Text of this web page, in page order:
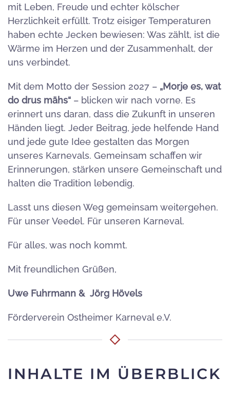
mit Leben, Freude und echter kölscher
Herzlichkeit erfüllt. Trotz eisiger Temperaturen
haben echte Jecken bewiesen: Was zählt, ist die
Wärme im Herzen und der Zusammenhalt, der
uns verbindet.
Mit dem Motto der Session 2027 – „Morje es, wat
do drus mähs“ – blicken wir nach vorne. Es
erinnert uns daran, dass die Zukunft in unseren
Händen liegt. Jeder Beitrag, jede helfende Hand
und jede gute Idee gestalten das Morgen
unseres Karnevals. Gemeinsam schaffen wir
Erinnerungen, stärken unsere Gemeinschaft und
halten die Tradition lebendig.
Lasst uns diesen Weg gemeinsam weitergehen.
Für unser Veedel. Für unseren Karneval.
Für alles, was noch kommt.
Mit freundlichen Grüßen,
Uwe Fuhrmann & Jörg Hövels
Förderverein Ostheimer Karneval e.V.
INHALTE IM ÜBERBLICK